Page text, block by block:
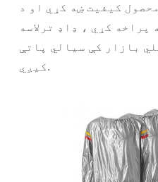
کیفیت ښه کړي او د
کړي ، ډاډ ترلاسه
بازار کې سیالي پاتې
کیږي.